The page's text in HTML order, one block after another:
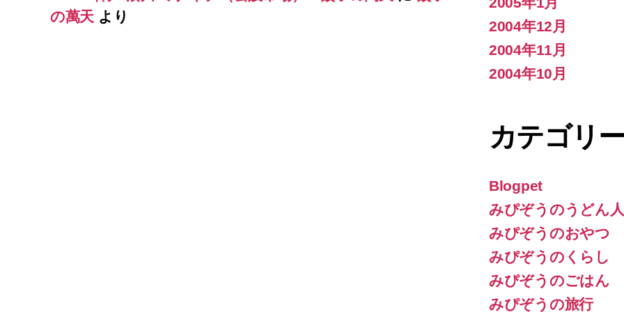
の萬天 より
2004年12月
2004年11月
2004年10月
カテゴリ
Blogpet
みぴぞうのうどん
みぴぞうのおやつ
みぴぞうのくらし
みぴぞうのごはん
みぴぞうの旅行